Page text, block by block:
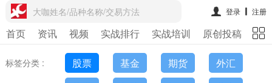
大咖姓名/品种名称/交易方法 登录 注册
首页 资讯 视频 实战排行 实战培训 原创投稿 期
标签分类 : 股票 基金 期货
外汇